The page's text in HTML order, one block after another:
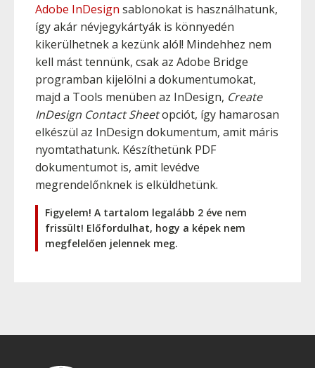
Adobe InDesign sablonokat is használhatunk,
így akár névjegykártyák is könnyedén
kikerülhetnek a kezünk alól! Mindehhez nem
kell mást tennünk, csak az Adobe Bridge
programban kijelölni a dokumentumokat,
majd a Tools menüben az InDesign, Create
InDesign Contact Sheetopciót, így hamarosan
elkészül az InDesign dokumentum, amit máris
nyomtathatunk. Készíthetünk PDF
dokumentumot is, amit levédve
megrendelőnknek is elküldhetünk.
Figyelem! A tartalom legalább 2 éve nem
frissült! Előfordulhat, hogy a képek nem
megfelelően jelennek meg.